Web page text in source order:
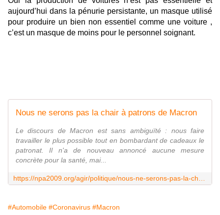
aujourd’hui dans la pénurie persistante, un masque utilisé
pour produire un bien non essentiel comme une voiture ,
c’est un masque de moins pour le personnel soignant.
Nous ne serons pas la chair à patrons de Macron
Le discours de Macron est sans ambiguïté : nous faire
travailler le plus possible tout en bombardant de cadeaux le
patronat. Il n'a de nouveau annoncé aucune mesure
concrète pour la santé, mai...
#Automobile #Coronavirus #Macron